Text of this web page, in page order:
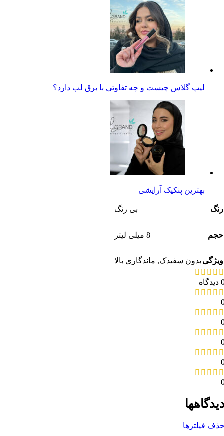
لیپ گلاس چیست و چه تفاوتی با برق لب دارد؟
بهترین پنکیک آرایشی
رنگ بی رنگ
حجم 8 میلی لیتر
ویژگی بدون سفیدک, ماندگاری بالا
فیلترها